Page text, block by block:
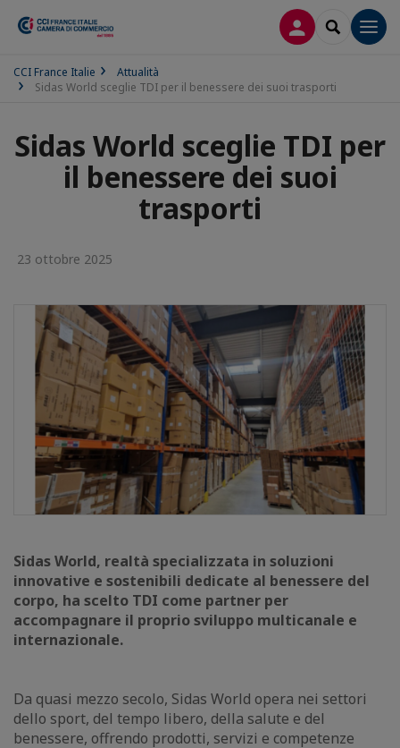
LOG INSEARCH
CCI France Italie
Attualità
Sidas World sceglie TDI per il benessere dei suoi trasporti
Sidas World sceglie TDI per
il benessere dei suoi
trasporti
23 ottobre 2025
Sidas World, realtà specializzata in soluzioni
innovative e sostenibili dedicate al benessere del
corpo, ha scelto TDI come partner per
accompagnare il proprio sviluppo multicanale e
internazionale.
Da quasi mezzo secolo, Sidas World opera nei settori
dello sport, del tempo libero, della salute e del
benessere, offrendo prodotti, servizi e competenze